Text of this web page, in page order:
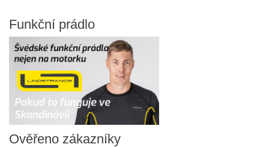
Funkční prádlo
Ověřeno zákazníky